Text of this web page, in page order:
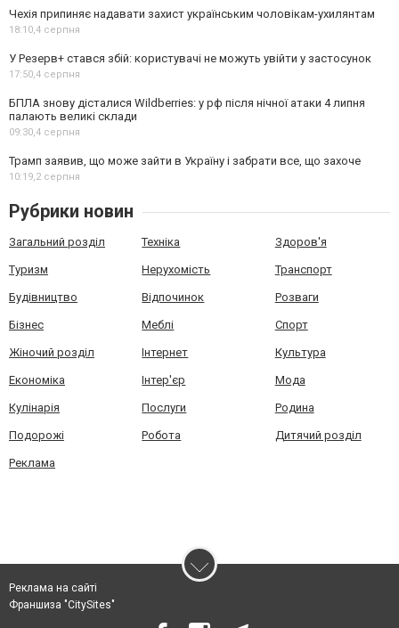
Чехія припиняє надавати захист українським чоловікам-ухилянтам
18:10,4 серпня
У Резерв+ стався збій: користувачі не можуть увійти у застосунок
17:50,4 серпня
БПЛА знову дісталися Wildberries: у рф після нічної атаки 4 липня
палають великі склади
09:30,4 серпня
Трамп заявив, що може зайти в Україну і забрати все, що захоче
10:19,2 серпня
Рубрики новин
Загальний розділ Техніка Здоров'я
Туризм Нерухомість Транспорт
Будівництво Відпочинок Розваги
Бізнес Меблі Спорт
Жіночий розділ Інтернет Культура
Економіка Інтер'єр Мода
Кулінарія Послуги Родина
Подорожі Робота Дитячий розділ
Реклама
Реклама на сайті
Франшиза "CitySites"